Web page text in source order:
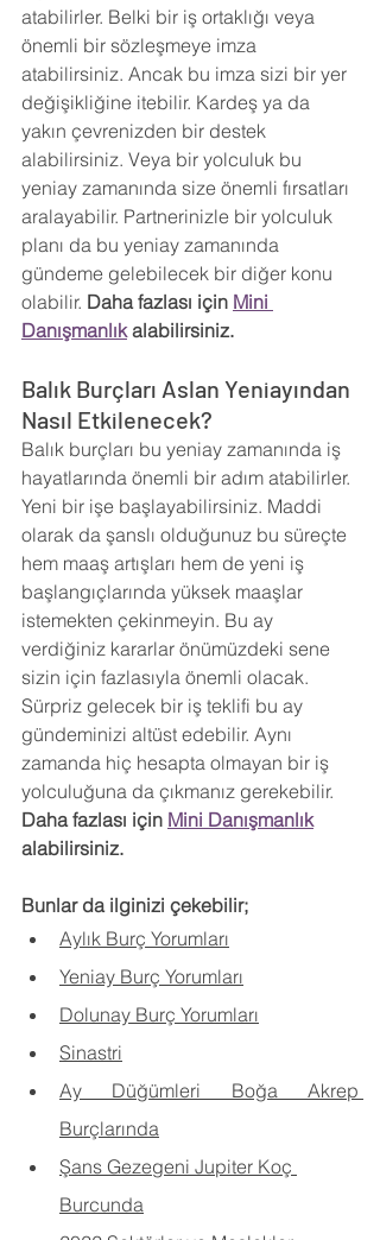
atabilirler. Belki bir iş ortaklığı veya
önemli bir sözleşmeye imza
atabilirsiniz. Ancak bu imza sizi bir yer
değişikliğine itebilir. Kardeş ya da
yakın çevrenizden bir destek
alabilirsiniz. Veya bir yolculuk bu
yeniay zamanında size önemli fırsatları
aralayabilir. Partnerinizle bir yolculuk
planı da bu yeniay zamanında
gündeme gelebilecek bir diğer konu
olabilir. Daha fazlası için Mini
Danışmanlık alabilirsiniz.
Balık Burçları Aslan Yeniayından
Nasıl Etkilenecek?
Balık burçları bu yeniay zamanında iş
hayatlarında önemli bir adım atabilirler.
Yeni bir işe başlayabilirsiniz. Maddi
olarak da şanslı olduğunuz bu süreçte
hem maaş artışları hem de yeni iş
başlangıçlarında yüksek maaşlar
istemekten çekinmeyin. Bu ay
verdiğiniz kararlar önümüzdeki sene
sizin için fazlasıyla önemli olacak.
Sürpriz gelecek bir iş teklifi bu ay
gündeminizi altüst edebilir. Aynı
zamanda hiç hesapta olmayan bir iş
yolculuğuna da çıkmanız gerekebilir.
Daha fazlası için Mini Danışmanlık
alabilirsiniz.
Bunlar da ilginizi çekebilir;
Aylık Burç Yorumları
Yeniay Burç Yorumları
Dolunay Burç Yorumları
Sinastri
Ay Düğümleri Boğa Akrep
Burçlarında
Şans Gezegeni Jupiter Koç
Burcunda